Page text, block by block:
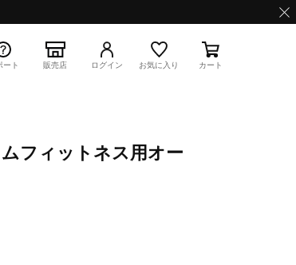
特集
ート 販売店 ログイン お気に入り カート
フィットネス用オー